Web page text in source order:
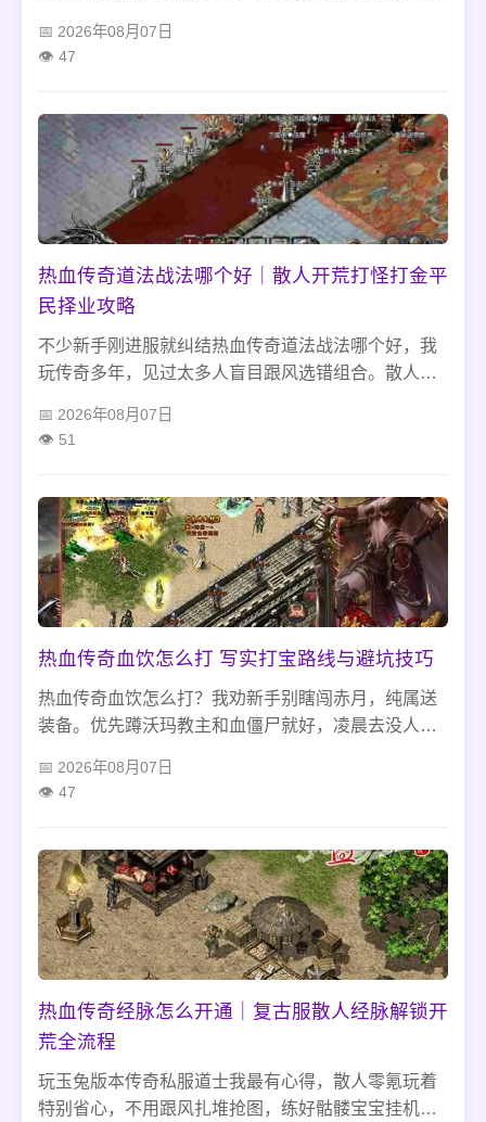
磨掉耐久上限，还盲目升级武器导致碎裂。摸清这些
2026年08月07日
47
热血传奇道法战法哪个好｜散人开荒打怪打金平
民择业攻略
不少新手刚进服就纠结热血传奇道法战法哪个好，我
玩传奇多年，见过太多人盲目跟风选错组合。散人零
法，省心又稳当。偏爱抢BOSS、打行会战，能扛住
2026年08月07日
51
热血传奇血饮怎么打 写实打宝路线与避坑技巧
热血传奇血饮怎么打？我劝新手别瞎闯赤月，纯属送
装备。优先蹲沃玛教主和血僵尸就好，凌晨去没人
蹲过，啥也不出还爆东西，耐心点，别抢怪，运气到
2026年08月07日
47
热血传奇经脉怎么开通｜复古服散人经脉解锁开
荒全流程
玩玉兔版本传奇私服道士我最有心得，散人零氪玩着
特别省心，不用跟风扎堆抢图，练好骷髅宝宝挂机就